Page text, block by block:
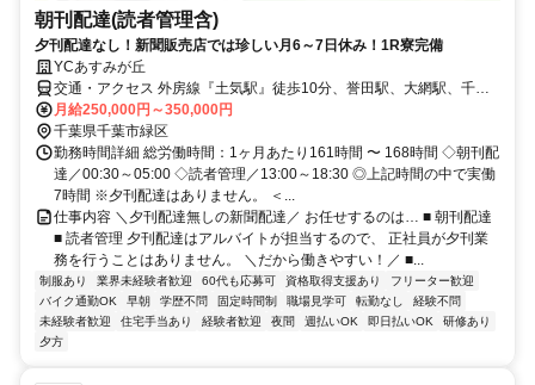
朝刊配達(読者管理含)
夕刊配達なし！新聞販売店では珍しい月6～7日休み！1R寮完備
YCあすみが丘
交通・アクセス 外房線『土気駅』徒歩10分、誉田駅、大網駅、千葉
駅
月給250,000円～350,000円
千葉県千葉市緑区
勤務時間詳細 総労働時間：1ヶ月あたり161時間 〜 168時間 ◇朝刊配
達／00:30～05:00 ◇読者管理／13:00～18:30 ◎上記時間の中で実働
7時間 ※夕刊配達はありません。 ＜...
仕事内容 ＼夕刊配達無しの新聞配達／ お任せするのは… ■ 朝刊配達
■ 読者管理 夕刊配達はアルバイトが担当するので、 正社員が夕刊業
務を行うことはありません。 ＼だから働きやすい！／ ■...
制服あり 業界未経験者歓迎 60代も応募可 資格取得支援あり
フリーター歓迎
バイク通勤OK
早朝 学歴不問 固定時間制 職場見学可 転勤なし
経験不問
未経験者歓迎
住宅手当あり 経験者歓迎 夜間 週払いOK 即日払いOK
研修あり
夕方